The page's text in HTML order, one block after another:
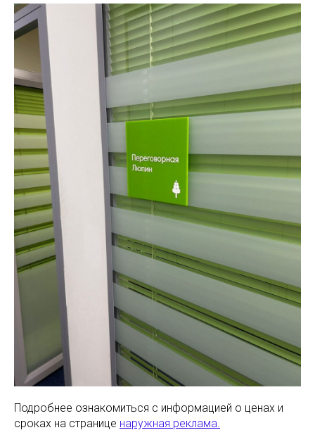
Подробнее ознакомиться с информацией о ценах и
сроках на странице наружная реклама.